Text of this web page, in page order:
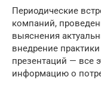
Периодические
компаний,
выяснения
внедрение
презентаций — все
информацию о